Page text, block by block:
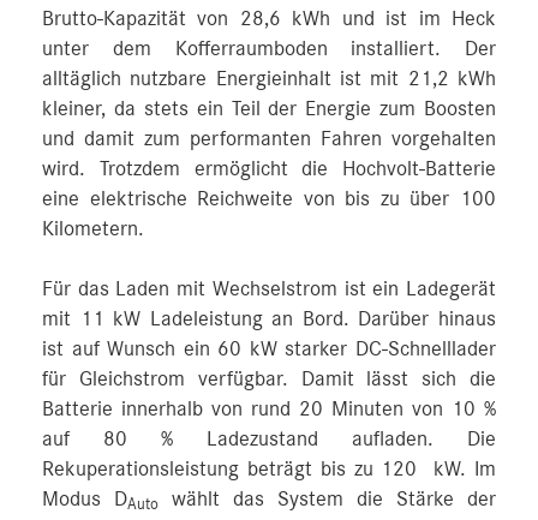
Brutto-Kapazität von 28,6 kWh und ist im Heck
unter dem Kofferraumboden installiert. Der
alltäglich nutzbare Energieinhalt ist mit 21,2 kWh
kleiner, da stets ein Teil der Energie zum Boosten
und damit zum performanten Fahren vorgehalten
wird. Trotzdem ermöglicht die Hochvolt-Batterie
eine elektrische Reichweite von bis zu über 100
Kilometern.
Für das Laden mit Wechselstrom ist ein Ladegerät
mit 11 kW Ladeleistung an Bord. Darüber hinaus
ist auf Wunsch ein 60 kW starker DC-Schnelllader
für Gleichstrom verfügbar. Damit lässt sich die
Batterie innerhalb von rund 20 Minuten von 10 %
auf 80 % Ladezustand aufladen. Die
Rekuperationsleistung beträgt bis zu 120 kW. Im
Modus DAuto
wählt das System die Stärke der